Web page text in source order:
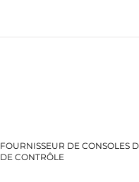
FOURNISSEUR DE CONSOLES
DE CONTRÔLE